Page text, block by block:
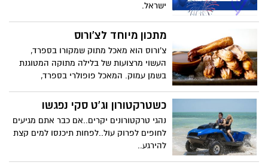
ישראל.
מתכון מיוחד לצ'ורוס
צ'ורוס הוא מאכל מתוק שמקורו בספרד,
העשוי מרצועות של בלילה מתוקה המטוגנת
בשמן עמוק. המאכל פופולרי בספרד,
מקובל לאכול את הצ'ורוס לארוחת בוקר
ולטבול אותם בשוקולטה חמה. קבלו מתכון
מגניב ומיוחד שיפתיע ויפנק את האורחים
שלכם.. קערת גלידה-צ'ורוס
כשטרקטורון וג'ט סקי נפגשו
נהגי טרקטורונים יקרים..אם כבר אתם מגיעים
לחופים לפרוק עול..לפחות תיכנסו למים קצת
להירגע..